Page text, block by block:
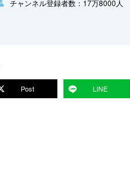
チャンネル登録者数：17万8000人
Post LINE